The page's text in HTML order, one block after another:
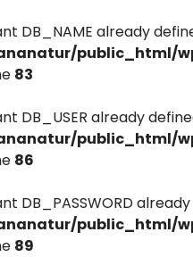
DB_NAME already
public_html/
83
DB_USER already
public_html/
86
DB_PASSWORD
public_html/
89